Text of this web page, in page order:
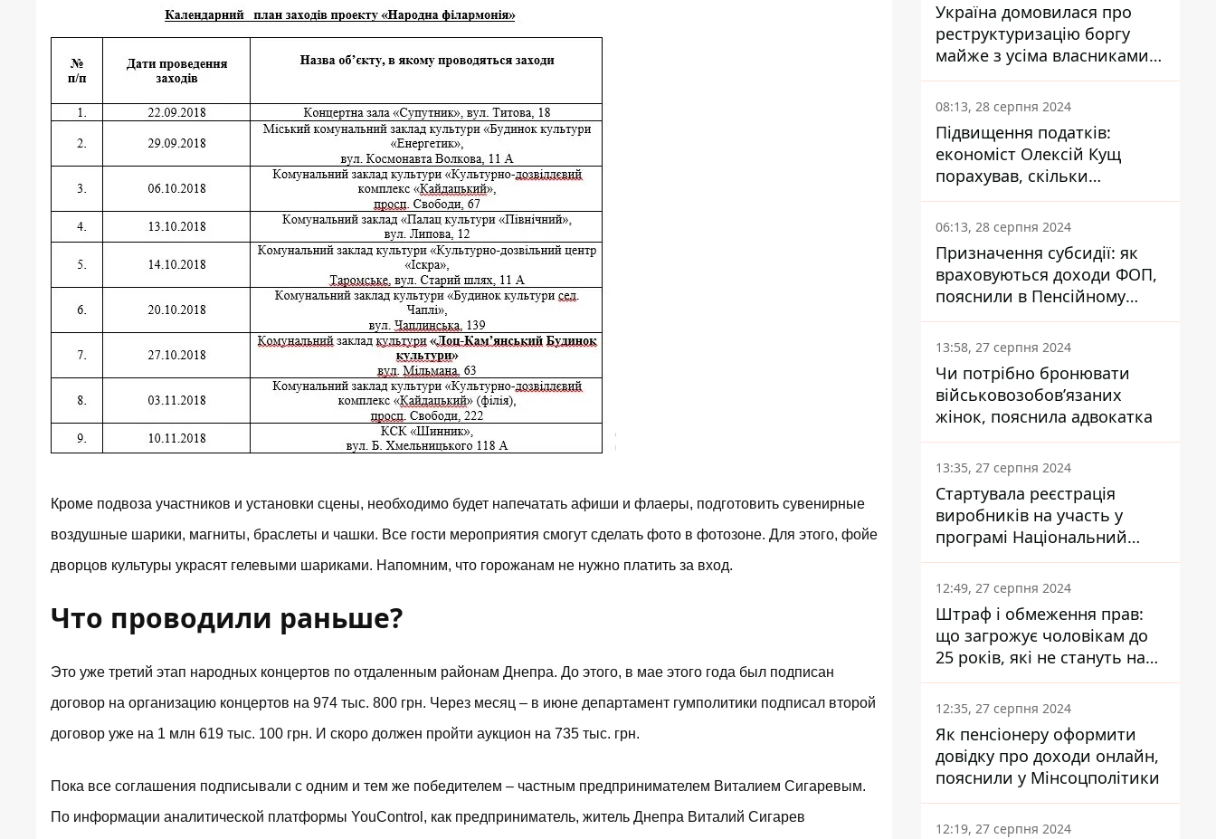
Кроме подвоза участников и установки сцены, необходимо будет напечатать афиши и флаеры, подготовить сувенирные
воздушные шарики, магниты, браслеты и чашки. Все гости мероприятия смогут сделать фото в фотозоне. Для этого, фойе
дворцов культуры украсят гелевыми шариками. Напомним, что горожанам не нужно платить за вход.
Что проводили раньше?
Это уже третий этап народных концертов по отдаленным районам Днепра. До этого, в мае этого года был подписан
договор на организацию концертов на 974 тыс. 800 грн. Через месяц – в июне департамент гумполитики подписал второй
договор уже на 1 млн 619 тыс. 100 грн. И скоро должен пройти аукцион на 735 тыс. грн.
Пока все соглашения подписывали с одним и тем же победителем – частным предпринимателем Виталием Сигаревым.
По информации аналитической платформы YouControl, как предприниматель, житель Днепра Виталий Сигарев
Україна домовилася про
реструктуризацію боргу
майже з усіма власниками
єврооблігацій: що це
означає для країни
08:13, 28 серпня 2024
Підвищення податків:
економіст Олексій Кущ
порахував, скільки
заплатить кожен українець
06:13, 28 серпня 2024
Призначення субсидії: як
враховуються доходи ФОП,
пояснили в Пенсійному
фонді
13:58, 27 серпня 2024
Чи потрібно бронювати
військовозобов’язаних
жінок, пояснила адвокатка
13:35, 27 серпня 2024
Стартувала реєстрація
виробників на участь у
програмі Національний
кешбек: як це зробити
через портал Дія
12:49, 27 серпня 2024
Штраф і обмеження прав:
що загрожує чоловікам до
25 років, які не стануть на
військовий облік
12:35, 27 серпня 2024
Як пенсіонеру оформити
довідку про доходи онлайн,
пояснили у Мінсоцполітики
12:19, 27 серпня 2024